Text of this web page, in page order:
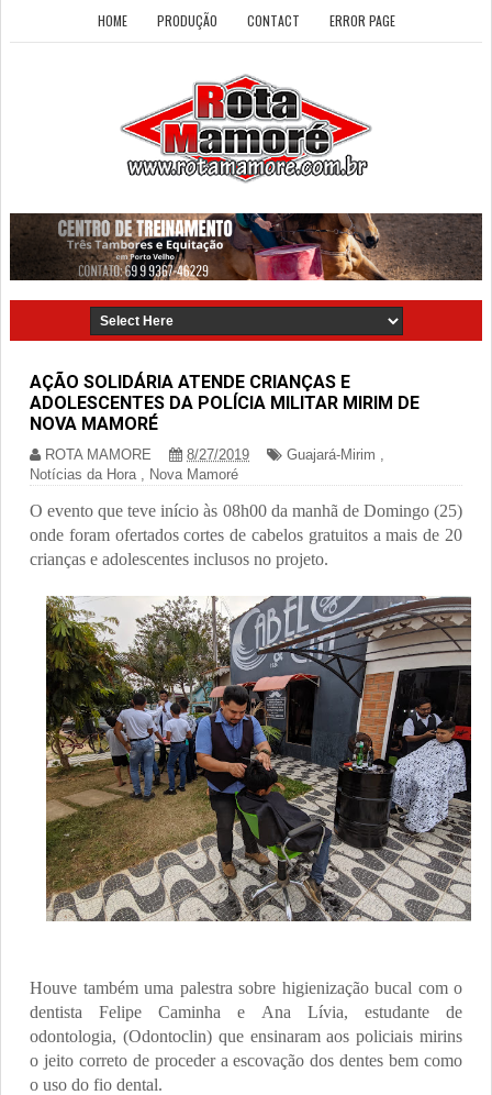
HOME PRODUÇÃO CONTACT ERROR PAGE
AÇÃO SOLIDÁRIA ATENDE CRIANÇAS E
ADOLESCENTES DA POLÍCIA MILITAR MIRIM DE
NOVA MAMORÉ
ROTA MAMORE 8/27/2019 Guajará-Mirim ,
Notícias da Hora, Nova Mamoré
O evento que teve início às 08h00 da manhã de Domingo (25)
onde foram ofertados cortes de cabelos gratuitos a mais de 20
crianças e adolescentes inclusos no projeto.
Houve também uma palestra sobre higienização bucal com o
dentista Felipe Caminha e Ana Lívia, estudante de
odontologia, (Odontoclin) que ensinaram aos policiais mirins
o jeito correto de proceder a escovação dos dentes bem como
o uso do fio dental.